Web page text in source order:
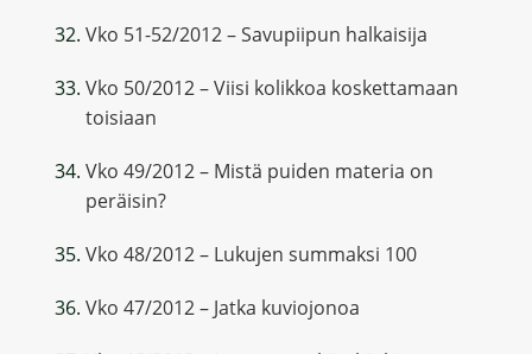
Vko 51-52/2012 – Savupiipun halkaisija
Vko 50/2012 – Viisi kolikkoa koskettamaan
toisiaan
Vko 49/2012 – Mistä puiden materia on
peräisin?
Vko 48/2012 – Lukujen summaksi 100
Vko 47/2012 – Jatka kuviojonoa